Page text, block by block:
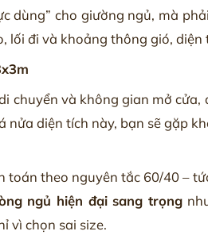
dùng” cho giường ngủ, mà
lối đi và khoảng thông gió,
chuyển và không gian mở
nửa diện tích này, bạn sẽ gặp
toán theo nguyên tắc 60/40 –
ngủ hiện đại sang trọng
vì chọn sai size.